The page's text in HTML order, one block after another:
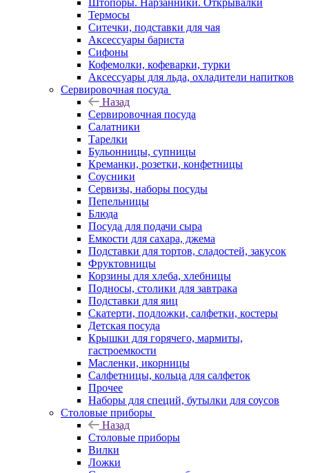
Штопоры. Нарзанники. Открывалки
Термосы
Ситечки, подставки для чая
Аксессуары бариста
Сифоны
Кофемолки, кофеварки, турки
Аксессуары для льда, охладители напитков
Сервировочная посуда
Назад
Сервировочная посуда
Салатники
Тарелки
Бульонницы, супницы
Креманки, розетки, конфетницы
Соусники
Сервизы, наборы посуды
Пепельницы
Блюда
Посуда для подачи сыра
Емкости для сахара, джема
Подставки для тортов, сладостей, закусок
Фруктовницы
Корзины для хлеба, хлебницы
Подносы, столики для завтрака
Подставки для яиц
Скатерти, подложки, салфетки, костеры
Детская посуда
Крышки для горячего, мармиты,
гастроемкости
Масленки, икорницы
Салфетницы, кольца для салфеток
Прочее
Наборы для специй, бутылки для соусов
Столовые приборы
Назад
Столовые приборы
Вилки
Ложки